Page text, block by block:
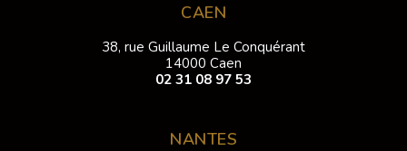
CAEN
38, rue Guillaume Le Conquérant
14000 Caen
02 31 08 97 53
NANTES